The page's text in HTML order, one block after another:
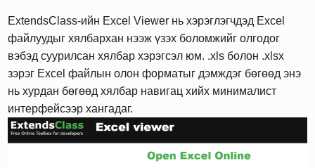
ExtendsClass-ийн Excel Viewer нь хэрэглэгчдэд Excel
файлуудыг хялбархан нээж үзэх боломжийг олгодог
вэбэд суурилсан хялбар хэрэгсэл юм. .xls болон .xlsx
зэрэг Excel файлын олон форматыг дэмждэг бөгөөд энэ
нь хурдан бөгөөд хялбар навигац хийх минималист
интерфейсээр хангадаг.